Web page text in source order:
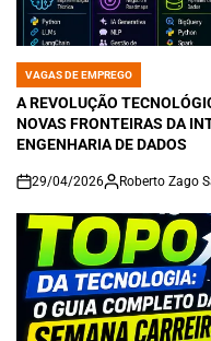
POSTED
IN
VAGAS DE EMPREGO
A REVOLUÇÃO
NOVAS FRONTEIRAS DA
ENGENHARIA DE DADOS
on
29/04/2026 Roberto Zago